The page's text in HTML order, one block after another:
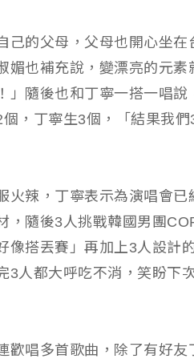
己的父母，父母也開心坐
媚也補充說，變漂亮的元
」隨後也和丁寧一搭一唱
，丁寧生3個，「結果我
火辣，丁寧表示為演唱會
，隨後3人挑戰韓國男團
像搭丟賽」再加上3人設計
3人都大呼吃不消，笑盼下
歡唱多首歌曲，除了有好